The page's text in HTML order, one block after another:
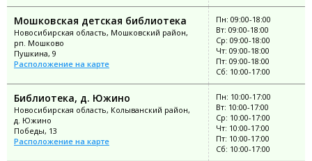
Мошковская детская библиотека
Новосибирская область, Мошковский район,
рп. Мошково
Пушкина, 9
Расположение на карте
Пн: 09:00-18:00
Вт: 09:00-18:00
Ср: 09:00-18:00
Чт: 09:00-18:00
Пт: 09:00-18:00
Сб: 10:00-17:00
Библиотека, д. Южино
Новосибирская область, Колыванский район,
д. Южино
Победы, 13
Расположение на карте
Пн: 10:00-17:00
Вт: 10:00-17:00
Ср: 10:00-17:00
Чт: 10:00-17:00
Пт: 10:00-17:00
Сб: 10:00-17:00